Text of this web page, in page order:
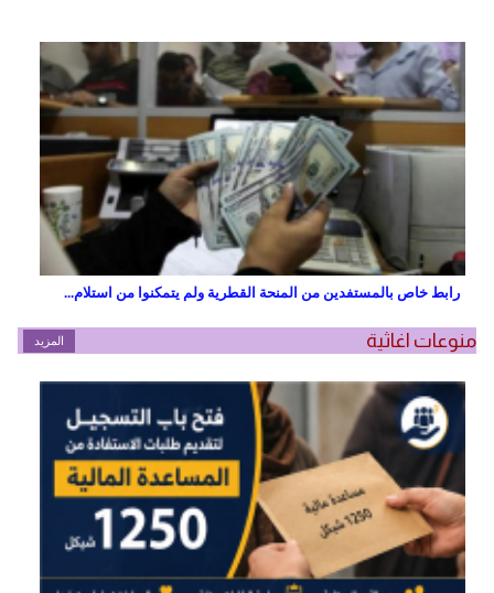
رابط خاص بالمستفدين من المنحة القطرية ولم يتمكنوا من استلام...
منوعات اغاثية المزيد